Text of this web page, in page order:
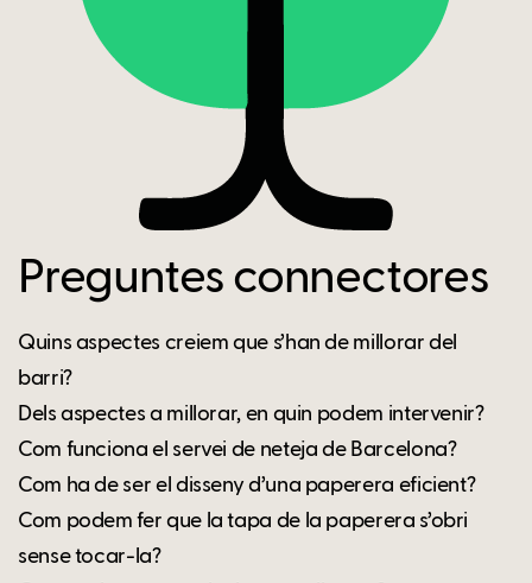
Preguntes connectores
Quins aspectes creiem que s’han de millorar del
barri?
Dels aspectes a millorar, en quin podem intervenir?
Com funciona el servei de neteja de Barcelona?
Com ha de ser el disseny d’una paperera eficient?
Com podem fer que la tapa de la paperera s’obri
sense tocar-la?